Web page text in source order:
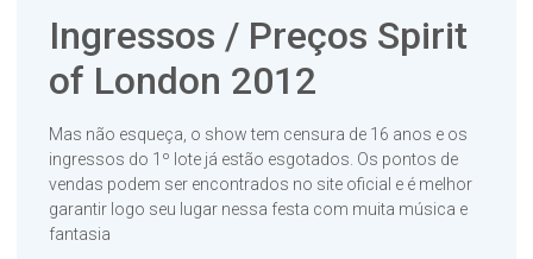
Ingressos / Preços Spirit
of London 2012
Mas não esqueça, o show tem censura de 16 anos e os
ingressos do 1º lote já estão esgotados. Os pontos de
vendas podem ser encontrados no site oficial e é melhor
garantir logo seu lugar nessa festa com muita música e
fantasia